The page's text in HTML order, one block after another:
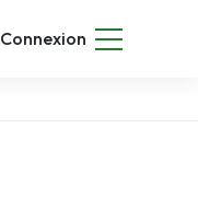
Connexion